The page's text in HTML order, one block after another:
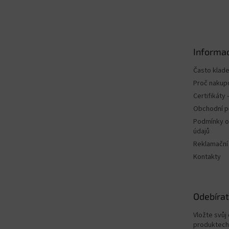
Často
Proč
Certifikáty
Obchodní
Podmínky
údajů
Kontakty
Vložte svůj